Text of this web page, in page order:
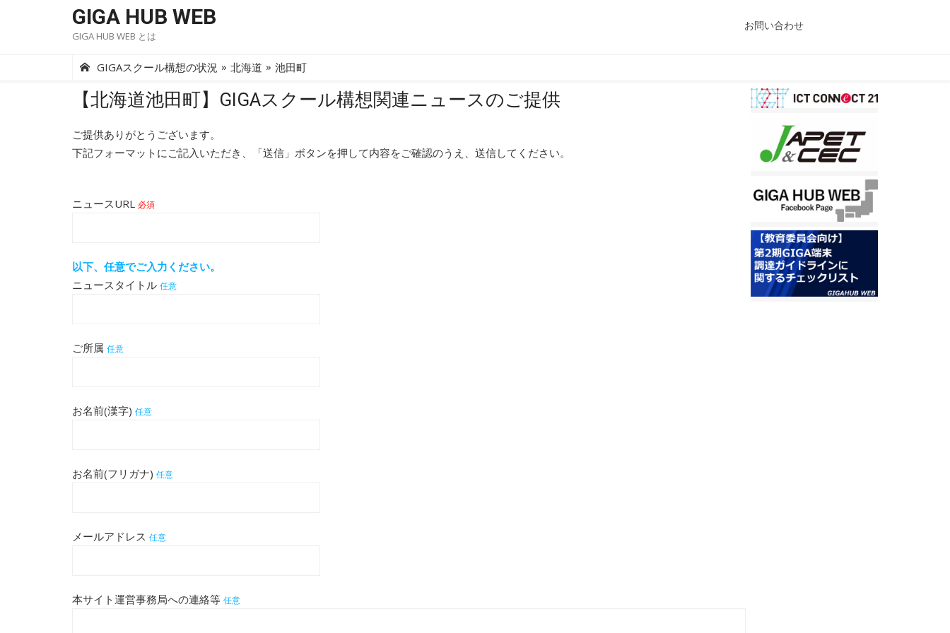
GIGA HUB WEB
GIGA HUB WEB とは
お問い合わせ
GIGAスクール構想の状況 » 北海道 » 池田町
【北海道池田町】GIGAスクール構想関連ニュースのご提供
ご提供ありがとうございます。
下記フォーマットにご記入いただき、「送信」ボタンを押して内容をご確認のうえ、送信してください。
ニュースURL 必須
以下、任意でご入力ください。
ニュースタイトル 任意
ご所属 任意
お名前(漢字) 任意
お名前(フリガナ) 任意
メールアドレス 任意
本サイト運営事務局への連絡等 任意